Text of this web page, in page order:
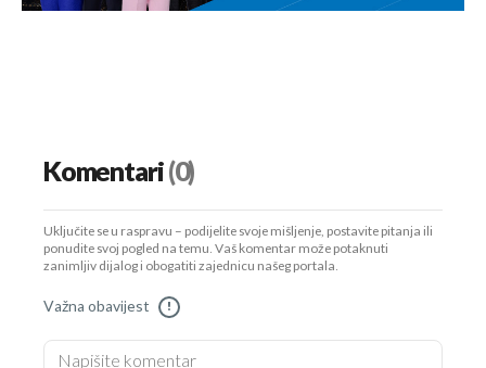
Komentari(0)
Uključite se u raspravu – podijelite svoje mišljenje, postavite pitanja ili
ponudite svoj pogled na temu. Vaš komentar može potaknuti
zanimljiv dijalog i obogatiti zajednicu našeg portala.
Važna obavijest !